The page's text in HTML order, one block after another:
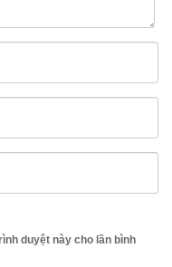
duyệt này cho lần bình